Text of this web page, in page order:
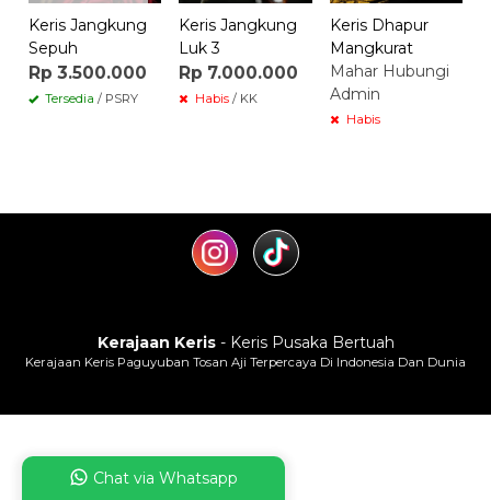
Keris Jangkung
Sepuh
Rp 3.500.000
Tersedia / PSRY
Keris Jangkung
Luk 3
Rp 7.000.000
Habis / KK
Keris Dhapur
Mangkurat
Mahar Hubungi
Admin
Habis
Kerajaan Keris- Keris Pusaka Bertuah
Kerajaan Keris Paguyuban Tosan Aji Terpercaya Di Indonesia Dan Dunia
Chat via Whatsapp